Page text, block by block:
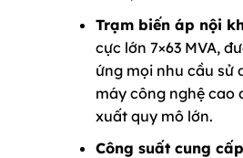
Trạm biến áp nội
cực lớn 7×63 MVA,
ứng mọi nhu cầu sử
máy công nghệ cao
xuất quy mô lớn.
Công suất cung